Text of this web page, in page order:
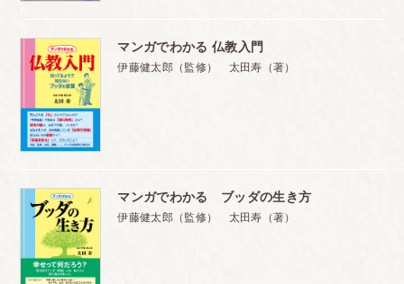
マンガでわかる 仏教入門
伊藤健太郎（監修） 太田寿（著）
マンガでわかる ブッダの生き方
伊藤健太郎（監修） 太田寿（著）